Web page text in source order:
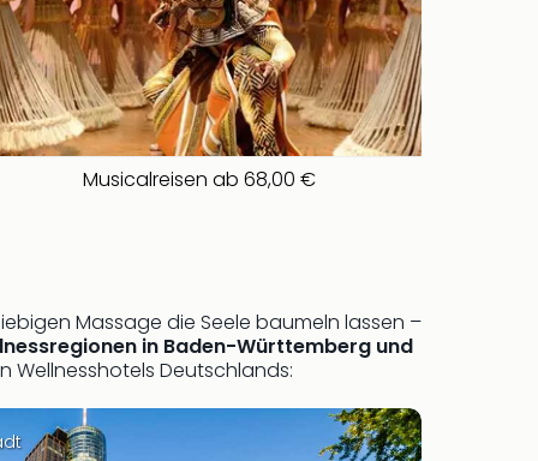
Musicalreisen ab 68,00 €
Massage die Seele baumeln lassen –
in Baden-Württemberg und
Wellnesshotels Deutschlands: